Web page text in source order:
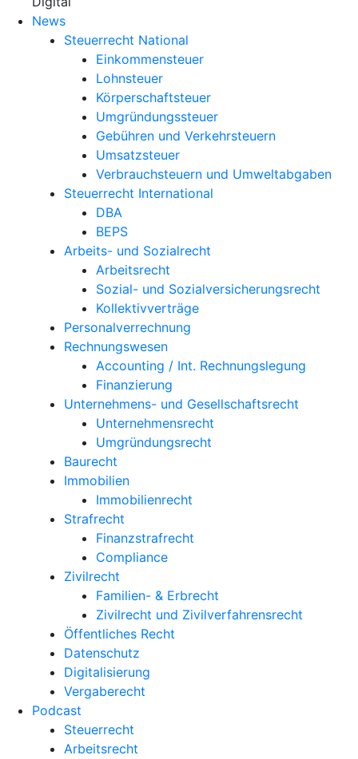
News
Steuerrecht National
Einkommensteuer
Lohnsteuer
Körperschaftsteuer
Umgründungssteuer
Gebühren und Verkehrsteuern
Umsatzsteuer
Verbrauchsteuern und Umweltabgaben
Steuerrecht International
DBA
BEPS
Arbeits- und Sozialrecht
Arbeitsrecht
Sozial- und Sozialversicherungsrecht
Kollektivverträge
Personalverrechnung
Rechnungswesen
Accounting / Int. Rechnungslegung
Finanzierung
Unternehmens- und Gesellschaftsrecht
Unternehmensrecht
Umgründungsrecht
Baurecht
Immobilien
Immobilienrecht
Strafrecht
Finanzstrafrecht
Compliance
Zivilrecht
Familien- & Erbrecht
Zivilrecht und Zivilverfahrensrecht
Öffentliches Recht
Datenschutz
Digitalisierung
Vergaberecht
Podcast
Steuerrecht
Arbeitsrecht